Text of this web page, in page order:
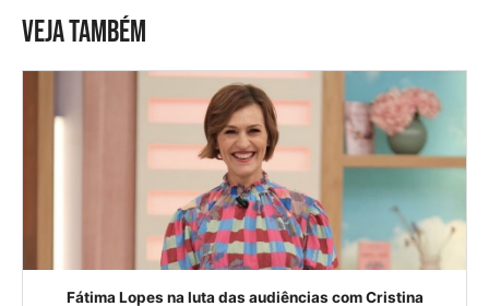
VEJA TAMBÉM
Fátima Lopes na luta das audiências com Cristina